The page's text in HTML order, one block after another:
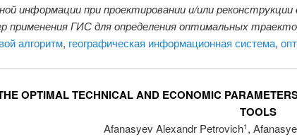
информации при проектировании и/или
ГИС для определения оптимальных
алгоритм, географическая информационная система,
OPTIMAL TECHNICAL AND ECONOMIC
TOOLS
Afanasyev Alexandr Petrovich1 ,